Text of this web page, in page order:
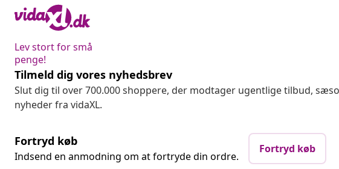
Lev stort for små
penge!
Tilmeld dig vores nyhedsbrev
Slut dig til over 700.000 shoppere, der modtager ugentlige tilbud,
nyheder fra vidaXL.
Fortryd køb
Indsend en anmodning om at fortryde din ordre.
Fortryd køb